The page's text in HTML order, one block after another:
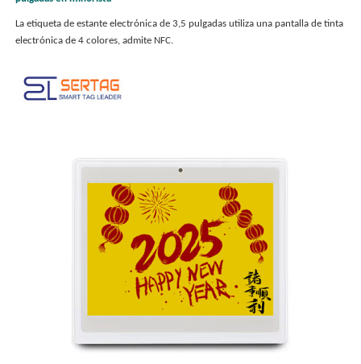
La etiqueta de estante electrónica de 3,5 pulgadas utiliza una pantalla de tinta
electrónica de 4 colores, admite NFC.